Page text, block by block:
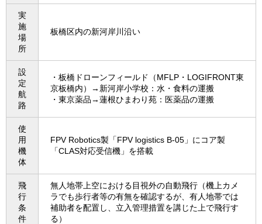
実
施
場
所
板橋区内の新河岸川沿い
設
定
航
路
・板橋ドローンフィールド（MFLP・LOGIFRONT東
京板橋内）→新河岸小学校：水・食料の運搬
・東京薬品→蓮根ひまわり苑：医薬品の運搬
使
用
機
体
FPV Robotics製「FPV logistics B-05」にコア製
「CLAS対応受信機」を搭載
飛
行
条
件
無人地帯上空における目視外の自動飛行（機上カメ
ラでも歩行者等の有無を確認するが、有人地帯では
補助者を配置し、立入管理措置を講じた上で飛行す
る）